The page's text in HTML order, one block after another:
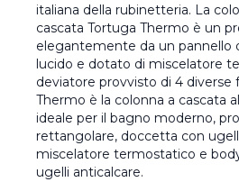
italiana della rubinetteria. La
cascata Tortuga Thermo è un
elegantemente da un pannello
lucido e dotato di miscelatore
deviatore provvisto di 4 diverse
Thermo è la colonna a cascata
ideale per il bagno moderno,
rettangolare, doccetta con
miscelatore termostatico e
ugelli anticalcare.